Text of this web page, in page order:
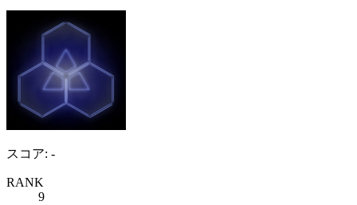
スコア: -
RANK
9